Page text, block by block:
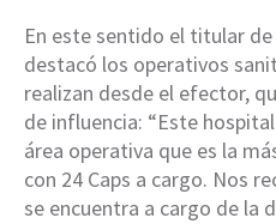
En este sentido el titular
destacó los operativos
realizan desde el efector,
de influencia: “Este
área operativa que es la
con 24 Caps a cargo. Nos
se encuentra a cargo de la